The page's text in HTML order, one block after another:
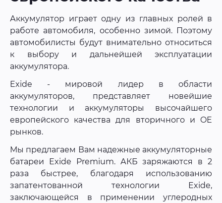
Аккумулятор играет одну из главных ролей в
работе автомобиля, особенно зимой. Поэтому
автомобилисты будут внимательно относиться
к выбору и дальнейшей эксплуатации
аккумулятора.
Exide - мировой лидер в области
аккумуляторов, представляет новейшие
технологии и аккумуляторы высочайшего
европейского качества для вторичного и OE
рынков.
Мы предлагаем Вам надежные аккумуляторные
батареи Exide Premium. АКБ заряжаются в 2
раза быстрее, благодаря использованию
запатентованной технологии Exide,
заключающейся в применении углеродных